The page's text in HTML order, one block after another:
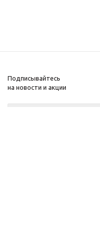
Подписывайтесь
на новости и акции